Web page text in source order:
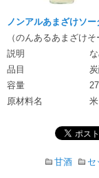
ノンアルあまざけソ
（のんあるあまざけそ
説明
品目
容量
原材料名
甘酒 セ